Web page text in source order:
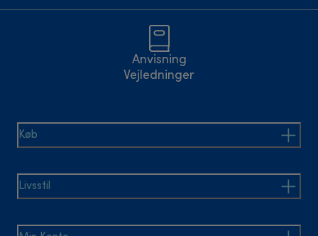
Anvisning
Vejledninger
Køb
Livsstil